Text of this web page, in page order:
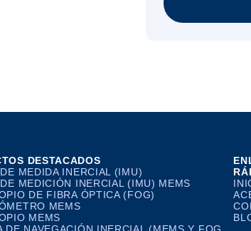
DESTACADOS
MEDIDA INERCIAL (IMU)
MEDICIÓN INERCIAL (IMU) MEMS
DE FIBRA ÓPTICA (FOG)
MEMS
MEMS
DE NAVEGACIÓN INERCIAL (MEMS Y FOG